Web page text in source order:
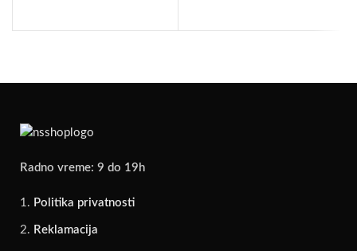
Radno vreme: 9 do 19h
Politika privatnosti
Reklamacija